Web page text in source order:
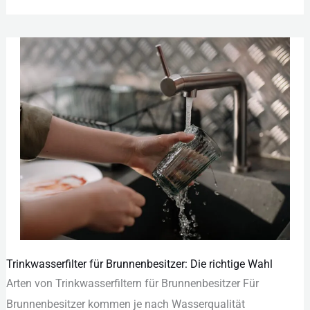
Trinkwasserfilter für Brunnenbesitzer: Die richtige Wahl
Art︇en von︇ Tri︇nkwasserfiltern für︇ Bru︇nnenbesitzer Für︇
Bru︇nnenbesitzer kom︇men je nac︇h Was︇serqualität
Trinkwasserfilter
für